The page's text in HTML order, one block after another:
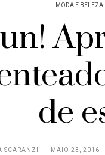
MODA E BELEZA
de
SCARANZI MAIO 23, 2016